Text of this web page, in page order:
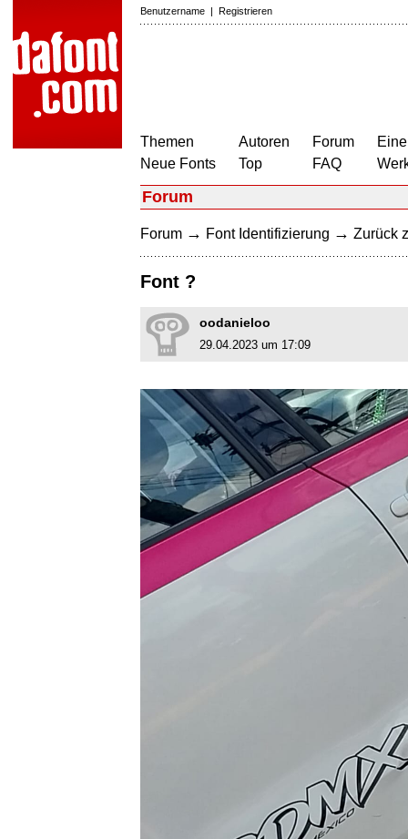
Benutzername | Registrieren
Themen
Neue Fonts
Autoren
Top
Forum
FAQ
Forum
Forum → Font Identifizierung → Zurück
Font ?
oodanieloo
29.04.2023 um 17:09